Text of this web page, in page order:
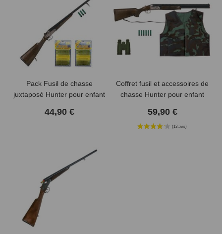
Pack Fusil de chasse
juxtaposé Hunter pour enfant
44,90 €
Coffret fusil et accessoires de
chasse Hunter pour enfant
59,90 €